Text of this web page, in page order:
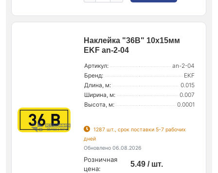
Наклейка "36В" 10х15мм
EKF an-2-04
Артикул:
an-2-04
Бренд:
EKF
Длина, м:
0.015
Ширина, м:
0.007
Высота, м:
0.0001
1287 шт., срок поставки 5-7 рабочих
дней
Обновлено 06.08.2026
Розничная
цена:
5.49 / шт.